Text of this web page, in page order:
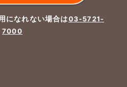
になれない場合は03-5721-
7000